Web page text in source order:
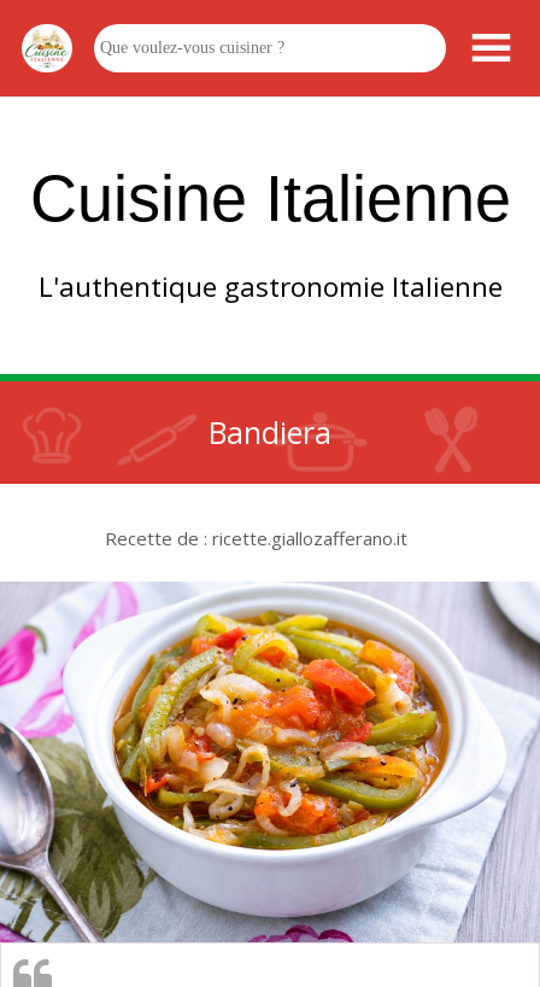
Cuisine Italienne
L'authentique gastronomie Italienne
Bandiera
Recette de : ricette.giallozafferano.it